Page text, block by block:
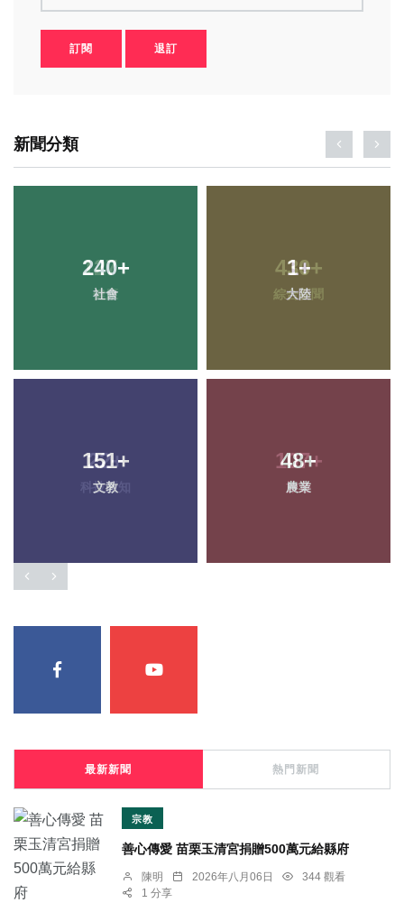
訂閱 退訂
新聞分類
240+
社會
1+
大陸
151+
文教
48+
農業
最新新聞 熱門新聞
宗教
善心傳愛 苗栗玉清宮捐贈500萬元給縣府
陳明 2026年八月06日
344 觀看
1 分享